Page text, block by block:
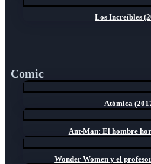
Los Increíbles
Comic
Atómica
Ant-Man: El hombre
Wonder Women y el